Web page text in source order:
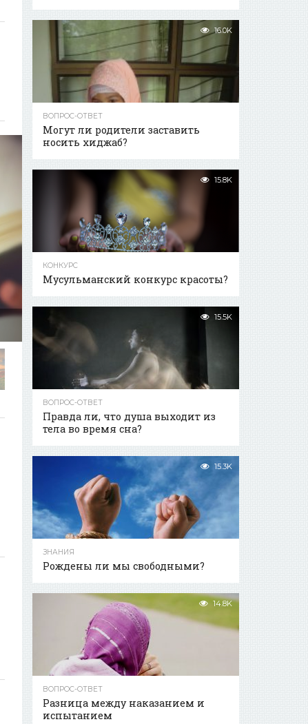
16.0K
ВОПРОС-ОТВЕТ
Могут ли родители заставить
носить хиджаб?
15.8K
КОНКУРС
Мусульманский конкурс красоты?
15.5K
ВОПРОС-ОТВЕТ
Правда ли, что душа выходит из
тела во время сна?
15.3K
ЗНАНИЯ
Рождены ли мы свободными?
14.8K
ВОПРОС-ОТВЕТ
Разница между наказанием и
испытанием